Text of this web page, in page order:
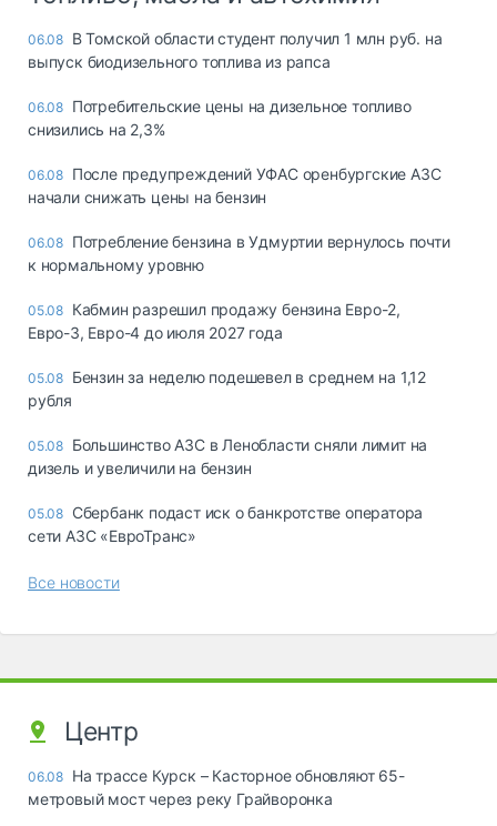
06.08 В Томской области студент получил 1 млн руб. на
выпуск биодизельного топлива из рапса
06.08 Потребительские цены на дизельное топливо
снизились на 2,3%
06.08 После предупреждений УФАС оренбургские АЗС
начали снижать цены на бензин
06.08 Потребление бензина в Удмуртии вернулось почти
к нормальному уровню
05.08 Кабмин разрешил продажу бензина Евро-2,
Евро-3, Евро-4 до июля 2027 года
05.08 Бензин за неделю подешевел в среднем на 1,12
рубля
05.08 Большинство АЗС в Ленобласти сняли лимит на
дизель и увеличили на бензин
05.08 Сбербанк подаст иск о банкротстве оператора
сети АЗС «ЕвроТранс»
Все новости
Центр
06.08 На трассе Курск – Касторное обновляют 65-
метровый мост через реку Грайворонка